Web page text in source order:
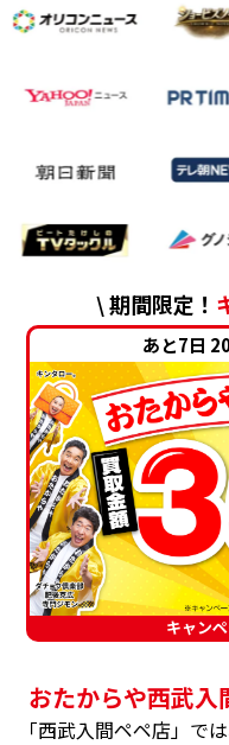
\ 期間限定！
あと7日
キャン
おたからや西武
「西武入間ペペ店」で